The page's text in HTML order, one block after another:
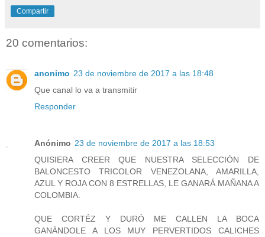
Compartir
20 comentarios:
anonimo 23 de noviembre de 2017 a las 18:48
Que canal lo va a transmitir
Responder
Anónimo 23 de noviembre de 2017 a las 18:53
QUISIERA CREER QUE NUESTRA SELECCIÓN DE
BALONCESTO TRICOLOR VENEZOLANA, AMARILLA,
AZUL Y ROJA CON 8 ESTRELLAS, LE GANARÁ MAÑANA A
COLOMBIA.
QUE CORTÉZ Y DURÓ ME CALLEN LA BOCA
GANÁNDOLE A LOS MUY PERVERTIDOS CALICHES